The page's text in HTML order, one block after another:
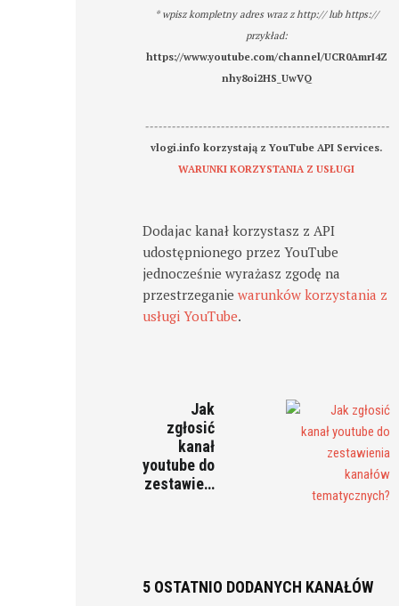
* wpisz kompletny adres wraz z http:// lub https://
przykład:
https://www.youtube.com/channel/UCR0AmrI4Z
nhy8oi2HS_UwVQ
-------------------------------------------------------
vlogi.info korzystają z YouTube API Services.
WARUNKI KORZYSTANIA Z USŁUGI
Dodajac kanał korzystasz z API
udostępnionego przez YouTube
jednocześnie wyrażasz zgodę na
przestrzeganiewarunków korzystania z
usługi YouTube.
Jak
zgłosić
kanał
youtube do
zestawie…
5 OSTATNIO DODANYCH KANAŁÓW